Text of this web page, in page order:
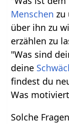
Menschen zu
über ihn zu
erzählen zu
"Was sind
deine
findest du
Was
Solche